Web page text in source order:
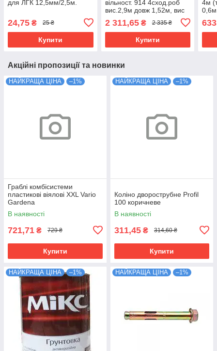
для ЛГК 12,5мм/2,5м.
24,75 ₴ 25 ₴
Купити
вільност. 914 4сход.роб
вис.2,9м довж 1,52м, вис
2 311,65₴ 2 335 ₴
Купити
4м
Акційні пропозиції та новинки
НАЙКРАЩА ЦІНА –1%
Граблі комбісистеми
пластикові віялові XXL Vario
Gardena
В наявності
721,71 ₴ 729 ₴
Купити
НАЙКРАЩА ЦІНА –1%
Коліно дворострубне Profil
100 коричневе
В наявності
311,45 ₴ 314,60 ₴
Купити
НАЙКРАЩА ЦІНА –1% НАЙКРАЩА ЦІНА –1%